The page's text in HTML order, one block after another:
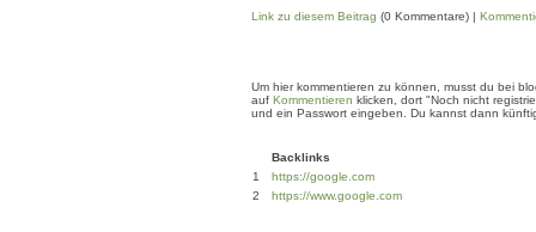
Link zu diesem Beitrag (0 Kommentare) |
Um hier kommentieren zu können, musst du bei
auf Kommentieren klicken, dort "Noch nicht
und ein Passwort eingeben. Du kannst dann
Backlinks
1
https://google.com
2
https://www.google.com